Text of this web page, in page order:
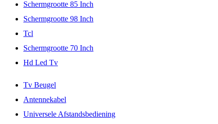
Schermgrootte 85 Inch
Schermgrootte 98 Inch
Tcl
Schermgrootte 70 Inch
Hd Led Tv
Tv Beugel
Antennekabel
Universele Afstandsbediening